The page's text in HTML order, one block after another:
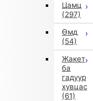
Цамц
(297)
Өмд
(54)
Жакет
ба
гадуур
хувцас
(61)